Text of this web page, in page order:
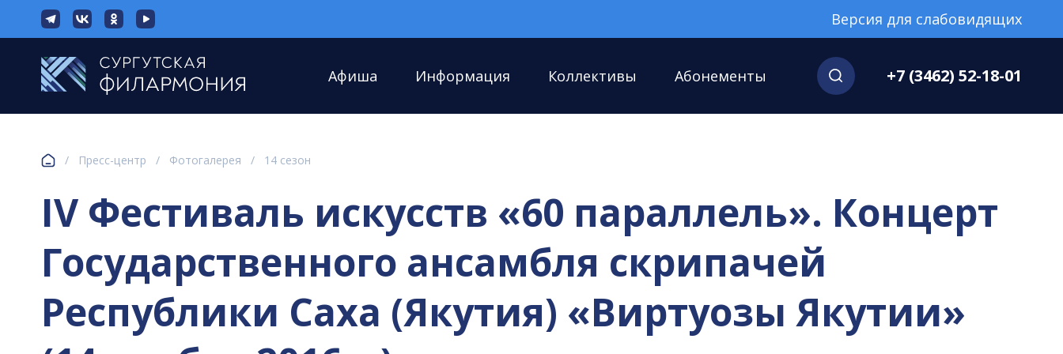
Версия для слабовидящих
Афиша Информация Коллективы Абонементы +7 (3462) 52-18-01
/ Пресс-центр / Фотогалерея / 14 сезон
IV Фестиваль искусств «60 параллель». Концерт
Государственного ансамбля скрипачей
Республики Саха (Якутия) «Виртуозы Якутии»